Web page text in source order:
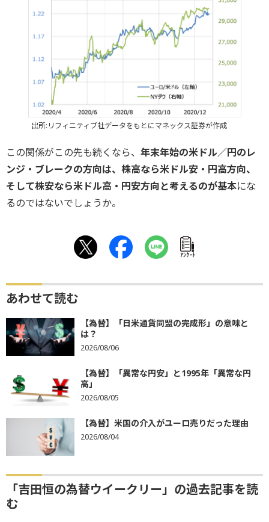
出所:リフィニティブ社データをもとにマネックス証券が作成
この関係がこの先も続くなら、 年末年始の米ドル／円のレ
ンジ・ブレークの方向は、株高なら米ドル安・円高方向、
そして株安なら米ドル高・円安方向と考えるのが基本にな
るのではないでしょうか。
ｱﾝｹｰﾄ
あわせて読む
【為替】「日米通貨同盟の完成形」の意味と
は？
2026/08/06
【為替】「異常な円安」と1995年「異常な円
高」
2026/08/05
【為替】米国の介入がユーロ売りだった理由
2026/08/04
「吉田恒の為替ウイークリー」の過去記事を読
む